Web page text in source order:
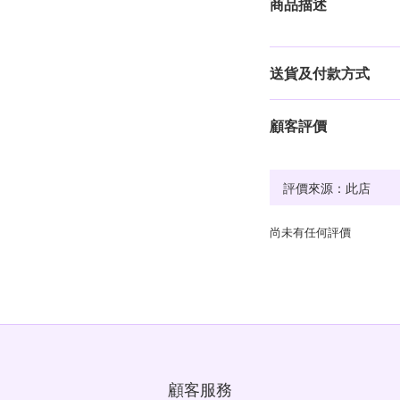
商品描述
送貨及付款方式
顧客評價
尚未有任何評價
顧客服務